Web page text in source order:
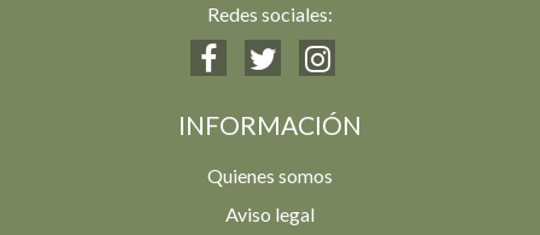
Redes sociales:
INFORMACIÓN
Quienes somos
Aviso legal